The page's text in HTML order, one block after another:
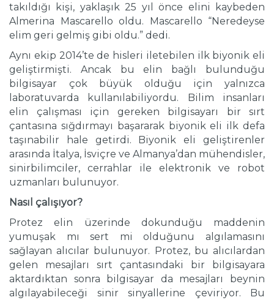
takıldığı kişi, yaklaşık 25 yıl önce elini kaybeden
Almerina Mascarello oldu. Mascarello “Neredeyse
elim geri gelmiş gibi oldu.” dedi.
Aynı ekip 2014’te de hisleri iletebilen ilk biyonik eli
geliştirmişti. Ancak bu elin bağlı bulunduğu
bilgisayar çok büyük olduğu için yalnızca
laboratuvarda kullanılabiliyordu. Bilim insanları
elin çalışması için gereken bilgisayarı bir sırt
çantasına sığdırmayı başararak biyonik eli ilk defa
taşınabilir hale getirdi. Biyonik eli geliştirenler
arasında İtalya, İsviçre ve Almanya’dan mühendisler,
sinirbilimciler, cerrahlar ile elektronik ve robot
uzmanları bulunuyor.
Nasıl çalışıyor?
Protez elin üzerinde dokunduğu maddenin
yumuşak mı sert mi olduğunu algılamasını
sağlayan alıcılar bulunuyor. Protez, bu alıcılardan
gelen mesajları sırt çantasındaki bir bilgisayara
aktardıktan sonra bilgisayar da mesajları beynin
algılayabileceği sinir sinyallerine çeviriyor. Bu